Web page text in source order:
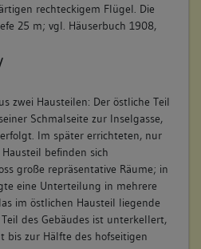
Binnenaufteilung, die
werden mit
Türblättern ausgestattet.
hinteren Hausteils mit
Veränderungen der
im Hinterhaus und
3.OG des Hinterhauses
Süden wird saniert und
rechteckigem Flügel. Die
25 m; vgl. Häuserbuch 1908,
zwei Hausteilen: Der östliche Teil
Schmalseite zur Inselgasse,
Im später errichteten, nur
befinden sich
große repräsentative Räume; in
eine Unterteilung in mehrere
im östlichen Hausteil liegende
des Gebäudes ist unterkellert,
bis zur Hälfte des hofseitigen